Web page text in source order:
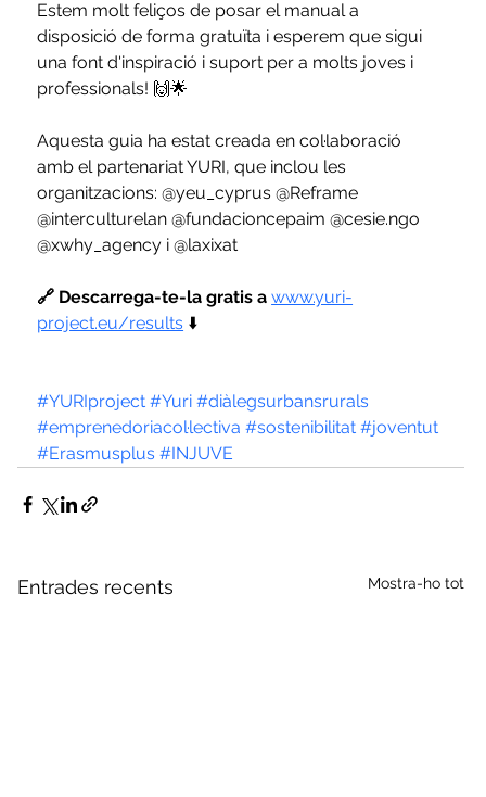
Estem molt feliços de posar el manual a
disposició de forma gratuïta i esperem que sigui
una font d'inspiració i suport per a molts joves i
professionals! 🙌🌟
Aquesta guia ha estat creada en col·laboració
amb el partenariat YURI, que inclou les
organitzacions: @yeu_cyprus @Reframe
@interculturelan @fundacioncepaim @cesie.ngo
@xwhy_agency i @laxixat
🔗 Descarrega-te-la gratis a www.yuri-
project.eu/results ⬇️
#YURIproject #Yuri #diàlegsurbansrurals
#emprenedoriacol·lectiva #sostenibilitat #joventut
#Erasmusplus #INJUVE
Entrades recents Mostra-ho tot